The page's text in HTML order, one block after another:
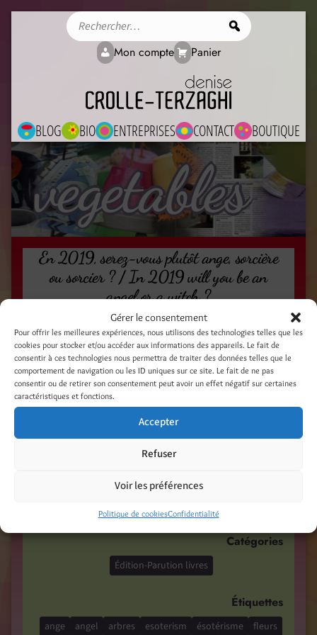
Gérer le consentement
Pour offrir les meilleures expériences, nous utilisons des technologies telles que les
cookies pour stocker et/ou accéder aux informations des appareils. Le fait de
consentir à ces technologies nous permettra de traiter des données telles que le
comportement de navigation ou les ID uniques sur ce site. Le fait de ne pas
consentir ou de retirer son consentement peut avoir un effet négatif sur certaines
caractéristiques et fonctions.
Accepter
Refuser
Voir les préférences
Politique de cookiesConfidentialité
BLOG BIO ENTREPRISES CONTACT BOUTIQUE
Mon compte Panier
vegetables
En 2019, serez-vous plutôt ange, sorcière
ou sorcier ? / In 2019 will you be an
angel or a witch ?
19 juillet 2018
Sortie en librairie de mes tout nouveaux
agendas 2019 Préparez-vous… en 2019, serez
vous ange, sorcière… ou sorcier ? Mes deux
nouveaux « bébés », Mon agenda de sorcière
2019, entièrement renouvelé (magie des plantes,
des arbres et des minéraux) et Mon agenda des
anges 2019 (bienfaits et protection), nouveau
sujet, sont parus. Rendez-vous dans votre librairie
Catégories
Édition-Parution livres
Étiquettes
ange angel arbres esoterism ésotérisme fleurs